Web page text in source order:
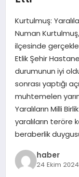
MAGAZIN
Kurtulmuş:
Numan
ilçesinde
Etlik Şehir
durumunun iyi
sonrası yaptığı
muhtemelen
Yaralıların Milli
yaralıların teröre
beraberlik
haber
24 Ekim 2024